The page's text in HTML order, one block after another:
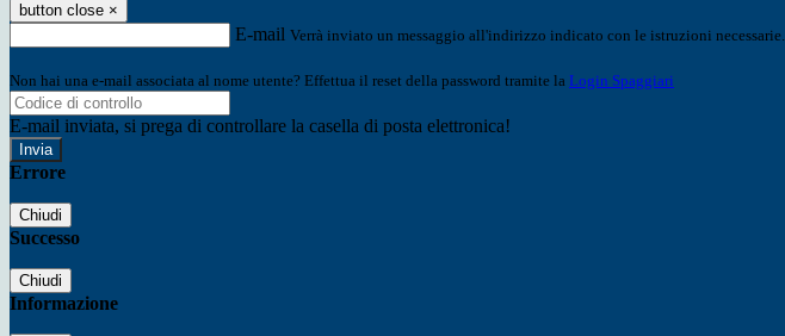
button close ×
E-mail Verrà inviato un messaggio all'indirizzo indicato con le istruzioni necessarie.
Non hai una e-mail associata al nome utente? Effettua il reset della password tramite la Login Spaggiari
E-mail inviata, si prega di controllare la casella di posta elettronica!
Errore
Chiudi
Successo
Chiudi
Informazione